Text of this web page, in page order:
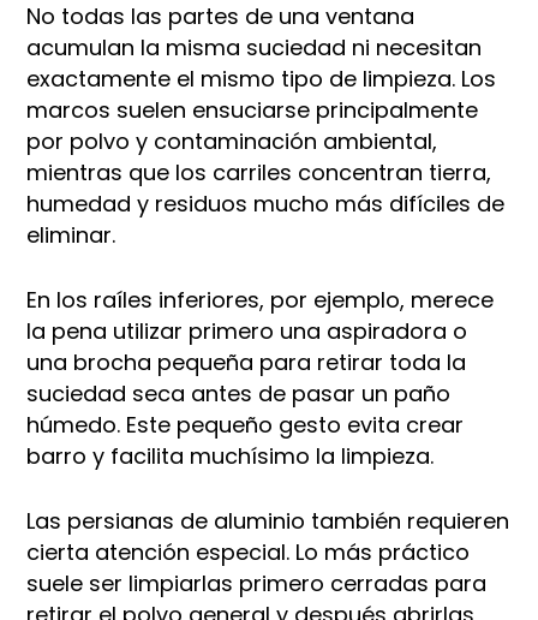
No todas las partes de una ventana
acumulan la misma suciedad ni necesitan
exactamente el mismo tipo de limpieza. Los
marcos suelen ensuciarse principalmente
por polvo y contaminación ambiental,
mientras que los carriles concentran tierra,
humedad y residuos mucho más difíciles de
eliminar.
En los raíles inferiores, por ejemplo, merece
la pena utilizar primero una aspiradora o
una brocha pequeña para retirar toda la
suciedad seca antes de pasar un paño
húmedo. Este pequeño gesto evita crear
barro y facilita muchísimo la limpieza.
Las persianas de aluminio también requieren
cierta atención especial. Lo más práctico
suele ser limpiarlas primero cerradas para